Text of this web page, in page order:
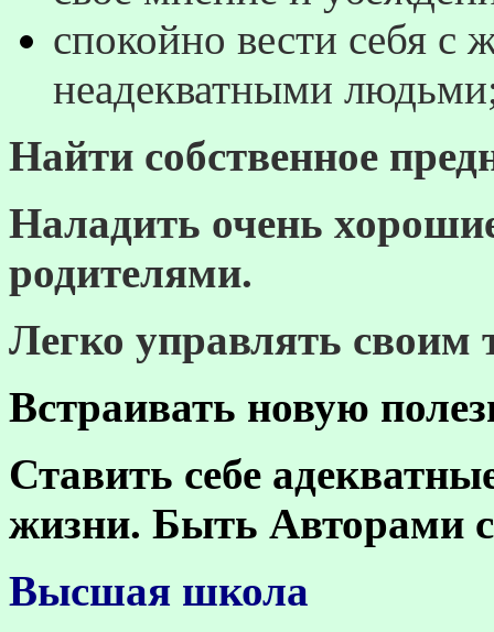
спокойно вести себя с
неадекватными
Найти собственное
Наладить очень
родителями.
Легко управлять своим
Встраивать новую
Ставить себе
жизни. Быть Авторами
Высшая школа